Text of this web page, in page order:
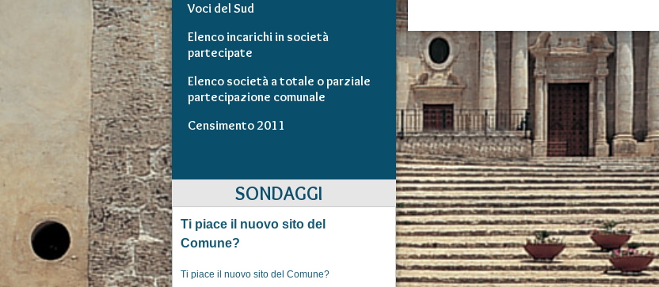
Voci del Sud
Elenco incarichi in società
partecipate
Elenco società a totale o parziale
partecipazione comunale
Censimento 2011
SONDAGGI
Ti piace il nuovo sito del
Comune?
Ti piace il nuovo sito del Comune?